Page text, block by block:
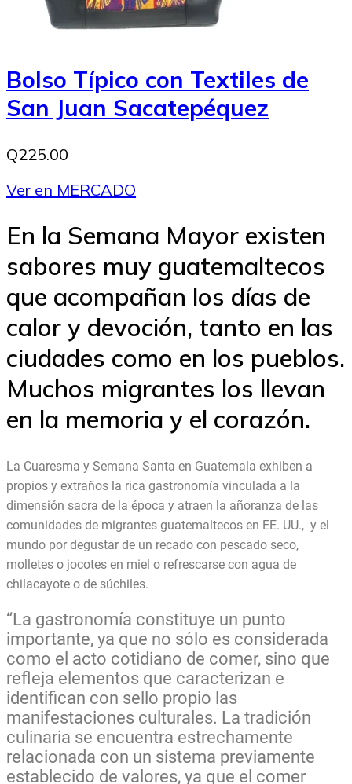
Bolso Típico con Textiles de
San Juan Sacatepéquez
Q225.00
Ver en MERCADO
En la Semana Mayor existen
sabores muy guatemaltecos
que acompañan los días de
calor y devoción, tanto en las
ciudades como en los pueblos.
Muchos migrantes los llevan
en la memoria y el corazón.
La Cuaresma y Semana Santa en Guatemala exhiben a
propios y extraños la rica gastronomía vinculada a la
dimensión sacra de la época y atraen la añoranza de las
comunidades de migrantes guatemaltecos en EE. UU., y el
mundo por degustar de un recado con pescado seco,
molletes o jocotes en miel o refrescarse con agua de
chilacayote o de súchiles.
“La gastronomía constituye un punto
importante, ya que no sólo es considerada
como el acto cotidiano de comer, sino que
refleja elementos que caracterizan e
identifican con sello propio las
manifestaciones culturales. La tradición
culinaria se encuentra estrechamente
relacionada con un sistema previamente
establecido de valores, ya que el comer